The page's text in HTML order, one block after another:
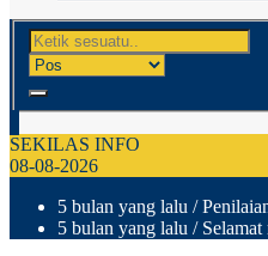
SEKILAS INFO
08-08-2026
5 bulan yang lalu /
5 bulan yang lalu / Selamat